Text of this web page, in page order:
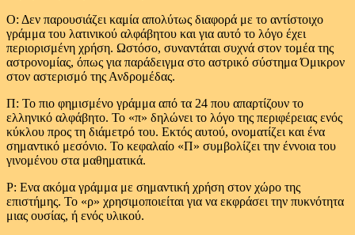
Ο: Δεν παρουσιάζει καμία απολύτως διαφορά με το αντίστοιχο
γράμμα του λατινικού αλφάβητου και για αυτό το λόγο έχει
περιορισμένη χρήση. Ωστόσο, συναντάται συχνά στον τομέα της
αστρονομίας, όπως για παράδειγμα στο αστρικό σύστημα Όμικρον
στον αστερισμό της Ανδρομέδας.
Π: Το πιο φημισμένο γράμμα από τα 24 που απαρτίζουν το
ελληνικό αλφάβητο. Το «π» δηλώνει το λόγο της περιφέρειας ενός
κύκλου προς τη διάμετρό του. Εκτός αυτού, ονοματίζει και ένα
σημαντικό μεσόνιο. Το κεφαλαίο «Π» συμβολίζει την έννοια του
γινομένου στα μαθηματικά.
Ρ: Ενα ακόμα γράμμα με σημαντική χρήση στον χώρο της
επιστήμης. Το «ρ» χρησιμοποιείται για να εκφράσει την πυκνότητα
μιας ουσίας, ή ενός υλικού.